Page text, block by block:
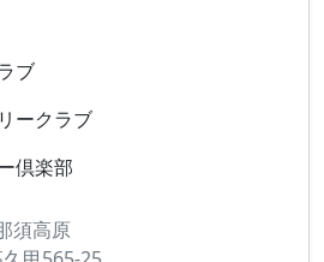
ブ
ークラブ
倶楽部
須高原